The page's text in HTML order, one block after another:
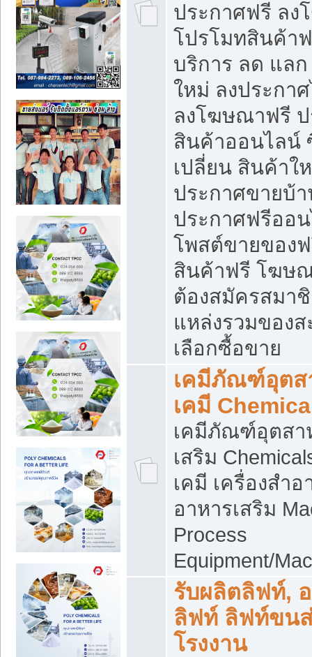
ประกาศฟรี ล
โปรโมทสินค้า
บริการ ลด แล
ใหม่ ลงประกา
ลงโฆษณาฟรี
สินค้าออนไลน์
เปลี่ยน สินค้าใ
ประกาศขายบ้
ประกาศฟรีออ
โพสต์ขายของ
สินค้าฟรี โฆษ
ต้องสมัครสมา
แหล่งรวมของ
เลือกซื้อขาย
เคมีภัณฑ์อุตส
เคมี
เคมีภัณฑ์อุตสา
เสริม
เคมี เครื่องสำ
อาหารเสริม
Process
Equipment/
รับผลิตลิฟท์,
ลิฟท์ ลิฟท์ขน
โรงงาน